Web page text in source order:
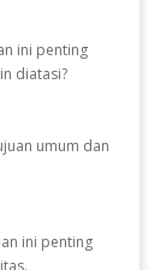
ini penting
diatasi?
umum dan
ini penting